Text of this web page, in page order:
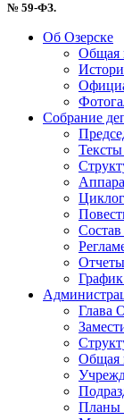
№ 59-ФЗ.
Об Озерске
Общая
Собрание
Отчеты
Глава
Общая
Планы